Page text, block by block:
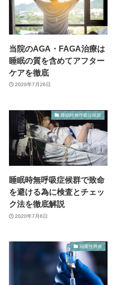
当院のAGA・FAGA治療は
睡眠の質を含めてアフター
ケアを徹底
2020年7月26日
睡眠時無呼吸症候群
睡眠時無呼吸症候群で致命
を避ける為に検査とチェッ
ク法を徹底解説
2020年7月6日
細菌性肺炎